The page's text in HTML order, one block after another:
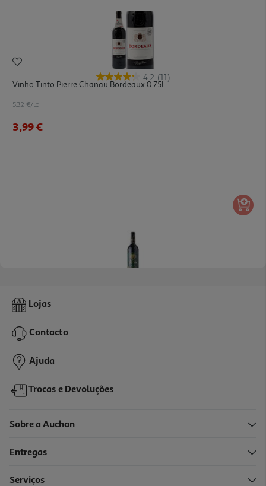
4.2 (11)
Vinho Tinto Pierre Chanau Bordeaux 0.75l
5.32 €/Lt
3,99 €
Vinho Tinto Barón De Urzande Reserva Tinto 0.75l
8,90 €
Lojas
Contacto
Ajuda
Trocas e Devoluções
Sobre a Auchan
Entregas
Serviços